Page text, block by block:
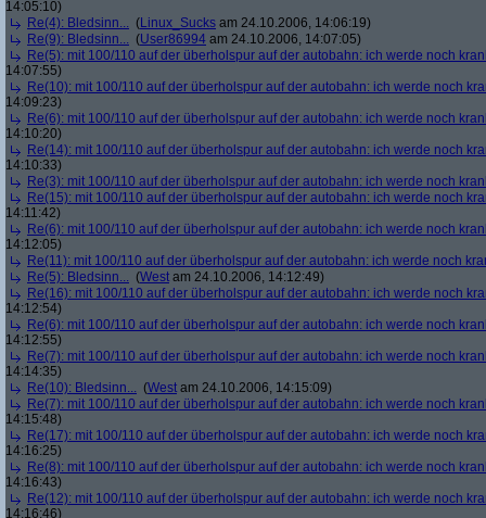
14:05:10)
Re(4): Bledsinn... (Linux_Sucks am 24.10.2006, 14:06:19)
Re(9): Bledsinn... (User86994 am 24.10.2006, 14:07:05)
Re(5): mit 100/110 auf der überholspur auf der autobahn: ich werde noch
14:07:55)
Re(10): mit 100/110 auf der überholspur auf der autobahn: ich werde noch
14:09:23)
Re(6): mit 100/110 auf der überholspur auf der autobahn: ich werde noch
14:10:20)
Re(14): mit 100/110 auf der überholspur auf der autobahn: ich werde noch
14:10:33)
Re(3): mit 100/110 auf der überholspur auf der autobahn: ich werde noch
Re(15): mit 100/110 auf der überholspur auf der autobahn: ich werde noch
14:11:42)
Re(6): mit 100/110 auf der überholspur auf der autobahn: ich werde noch
14:12:05)
Re(11): mit 100/110 auf der überholspur auf der autobahn: ich werde noch
Re(5): Bledsinn... (West am 24.10.2006, 14:12:49)
Re(16): mit 100/110 auf der überholspur auf der autobahn: ich werde noch
14:12:54)
Re(6): mit 100/110 auf der überholspur auf der autobahn: ich werde noch
14:12:55)
Re(7): mit 100/110 auf der überholspur auf der autobahn: ich werde noch
14:14:35)
Re(10): Bledsinn... (West am 24.10.2006, 14:15:09)
Re(7): mit 100/110 auf der überholspur auf der autobahn: ich werde noch
14:15:48)
Re(17): mit 100/110 auf der überholspur auf der autobahn: ich werde noch
14:16:25)
Re(8): mit 100/110 auf der überholspur auf der autobahn: ich werde noch
14:16:43)
Re(12): mit 100/110 auf der überholspur auf der autobahn: ich werde noch
14:16:46)